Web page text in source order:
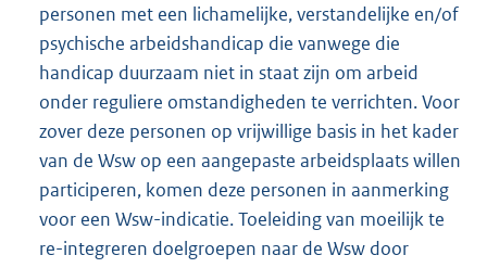
personen met een lichamelijke, verstandelijke en/of
psychische arbeidshandicap die vanwege die
handicap duurzaam niet in staat zijn om arbeid
onder reguliere omstandigheden te verrichten. Voor
zover deze personen op vrijwillige basis in het kader
van de Wsw op een aangepaste arbeidsplaats willen
participeren, komen deze personen in aanmerking
voor een Wsw-indicatie. Toeleiding van moeilijk te
re-integreren doelgroepen naar de Wsw door